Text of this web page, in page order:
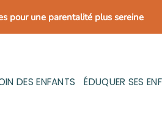
pour une parentalité plus sereine
DES ENFANTS ÉDUQUER SES